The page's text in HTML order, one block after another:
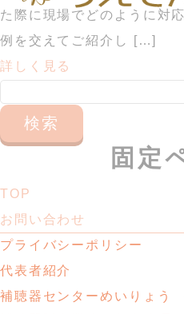
た際に現場でどのように対
例を交えてご紹介し […]
詳しく見る
固定
TOP
お問い合わせ
プライバシーポリシー
代表者紹介
補聴器センターめいりょう